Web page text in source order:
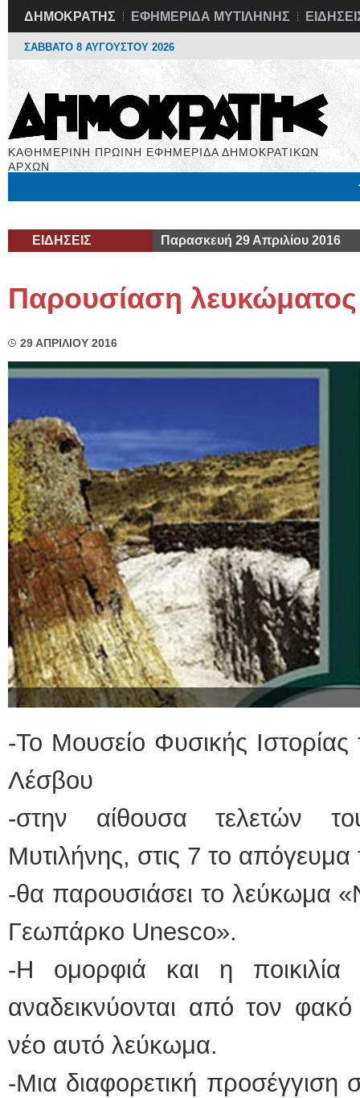
ΔΗΜΟΚΡΑΤΗΣ ΕΦΗΜΕΡΙΔΑ ΜΥΤΙΛΗΝΗΣ
ΣΑΒΒΑΤΟ 8 ΑΥΓΟΥΣΤΟΥ 2026
ΚΑΘΗΜΕΡΙΝΗ ΠΡΩΙΝΗ ΕΦΗΜΕΡΙΔΑ ΔΗΜΟΚΡΑΤΙΚΩΝ
ΑΡΧΩΝ
ΕΙΔΗΣΕΙΣ Παρασκευή 29 Απριλίου 2016
Παρουσίαση λευκώματος
29 ΑΠΡΙΛΙΟΥ 2016
-Το Μουσείο Φυσικής
Λέσβου
-στην αίθουσα τελετών
Μυτιλήνης, στις 7 το
-θα παρουσιάσει το λεύκωμα
Γεωπάρκο Unesco».
-Η ομορφιά και η
αναδεικνύονται από τον
νέο αυτό λεύκωμα.
-Μια διαφορετική
ΕΙΔΙΚΟΣ ΚΑΡΔΙΟΛΟΓΟΣ
Δοκιμασία
υπέρηχος
Μυτιλήνη Βουρνάζων
Γέρα:Παπάδος
Φυσικοθεραπεύτρια
Σύμβαση με ΕΟΠΥΥ
Ασκληπιού 39
Μυτιλήνη